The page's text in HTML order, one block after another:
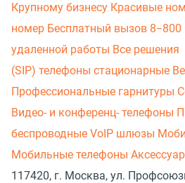
Крупному бизнесу Красивые
номер Бесплатный вызов 8−800
удаленной работы Все решения
(SIP) телефоны стационарные
Профессиональные гарнитуры
Видео- и конференц- телефоны
беспроводные VoIP шлюзы
Мобильные телефоны
117420, г. Москва, ул.